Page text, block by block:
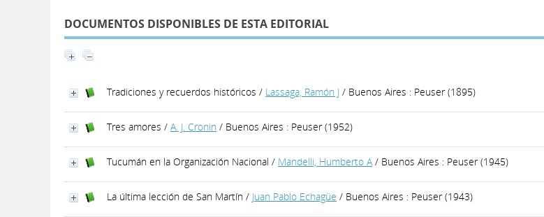
DOCUMENTOS DISPONIBLES DE ESTA EDITORIAL
Tradiciones y recuerdos históricos / Lassaga, Ramón J / Buenos Aires : Peuser (1895)
Tres amores / A. J. Cronin / Buenos Aires : Peuser (1952)
Tucumán en la Organización Nacional / Mandelli, Humberto A/ Buenos Aires : Peuser (1945)
La última lección de San Martín / Juan Pablo Echagüe / Buenos Aires : Peuser (1943)